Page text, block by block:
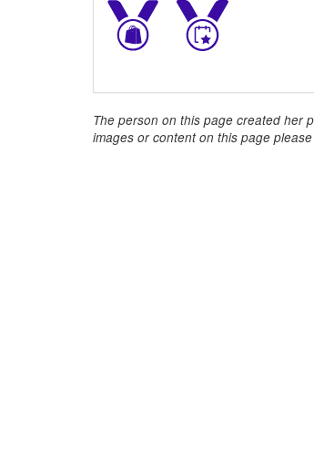
The person on this page created her
images or content on this page